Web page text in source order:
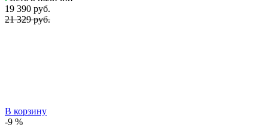
19 390 руб.
21 329 руб.
В корзину
-9 %